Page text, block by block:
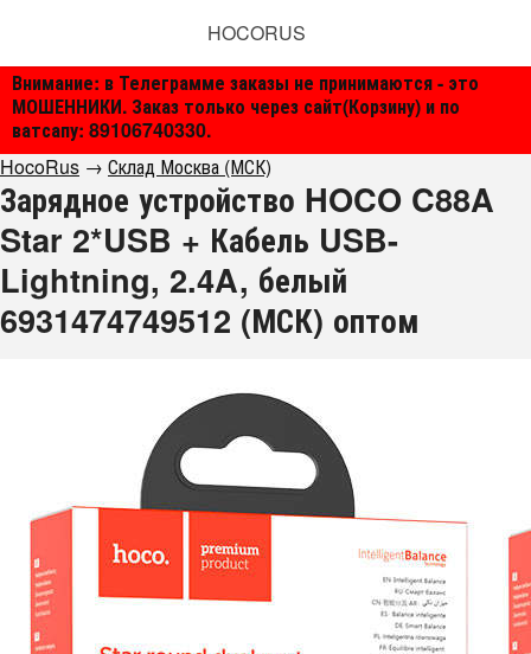
Внимание: в Телеграмме заказы не принимаются - это
МОШЕННИКИ. Заказ только через сайт(Корзину) и по
ватсапу: 89106740330.
HOCORUS
HocoRus → Склад Москва (МСК)
Зарядное устройство HOCO C88A
Star 2*USB + Кабель USB-
Lightning, 2.4A, белый
6931474749512 (МСК) оптом